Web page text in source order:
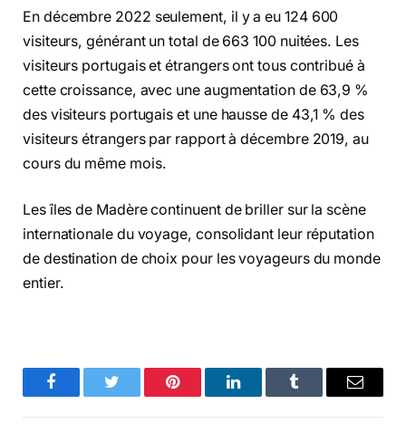
En décembre 2022 seulement, il y a eu 124 600
visiteurs, générant un total de 663 100 nuitées. Les
visiteurs portugais et étrangers ont tous contribué à
cette croissance, avec une augmentation de 63,9 %
des visiteurs portugais et une hausse de 43,1 % des
visiteurs étrangers par rapport à décembre 2019, au
cours du même mois.
Les îles de Madère continuent de briller sur la scène
internationale du voyage, consolidant leur réputation
de destination de choix pour les voyageurs du monde
entier.
FacebookTwitter Pinterest LinkedInTumblr Email